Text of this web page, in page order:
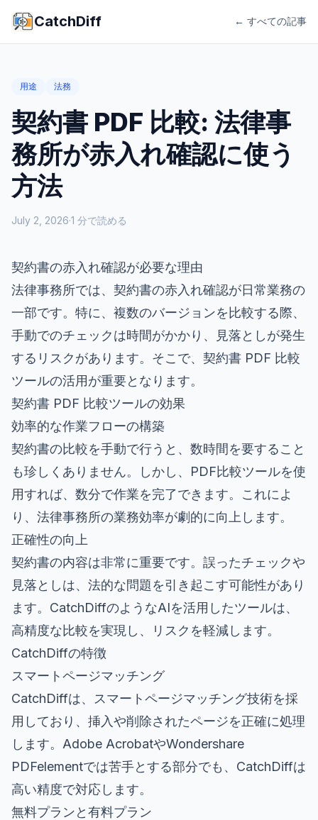
CatchDiff ← すべての記事
用途 法務
契約書 PDF 比較: 法律事
務所が赤入れ確認に使う
方法
July 2, 2026·1 分で読める
契約書の赤入れ確認が必要な理由
法律事務所では、契約書の赤入れ確認が日常業務の
一部です。特に、複数のバージョンを比較する際、
手動でのチェックは時間がかかり、見落としが発生
するリスクがあります。そこで、契約書 PDF 比較
ツールの活用が重要となります。
契約書 PDF 比較ツールの効果
効率的な作業フローの構築
契約書の比較を手動で行うと、数時間を要すること
も珍しくありません。しかし、PDF比較ツールを使
用すれば、数分で作業を完了できます。これによ
り、法律事務所の業務効率が劇的に向上します。
正確性の向上
契約書の内容は非常に重要です。誤ったチェックや
見落としは、法的な問題を引き起こす可能性があり
ます。CatchDiffのようなAIを活用したツールは、
高精度な比較を実現し、リスクを軽減します。
CatchDiffの特徴
スマートページマッチング
CatchDiffは、スマートページマッチング技術を採
用しており、挿入や削除されたページを正確に処理
します。Adobe AcrobatやWondershare
PDFelementでは苦手とする部分でも、CatchDiffは
高い精度で対応します。
無料プランと有料プラン